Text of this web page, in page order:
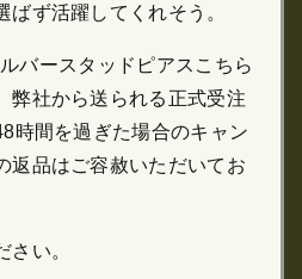
ばず活躍してくれそう。
バースタッドピアスこちら
弊社から送られる正式受注
時間を過ぎた場合のキャン
返品はご容赦いただいてお
さい。